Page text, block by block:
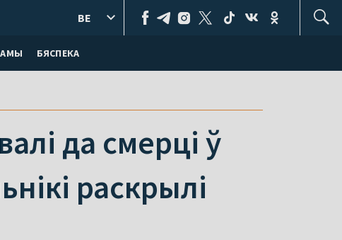
БЯСПЕКА
BE
да смерці ў
раскрылі